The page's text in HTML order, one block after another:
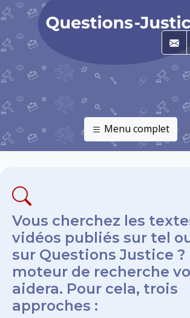
Menu complet
Vous cherchez les
vidéos publiés sur tel
sur Questions Justice ?
moteur de recherche
aidera. Pour cela, trois
approches :